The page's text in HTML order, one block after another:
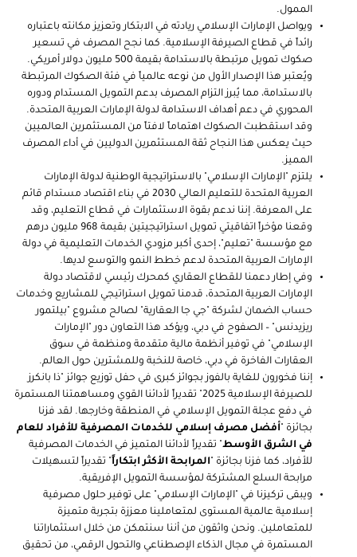
الممول.
ويواصل الإمارات الإسلامي ريادته في الابتكار وتعزيز مكانته باعتباره
رائداً في قطاع الصيرفة الإسلامية. كما نجح المصرف في تسعير
صكوك تمويل مرتبطة بالاستدامة بقيمة 500 مليون دولار أمريكي.
ويُعتبر هذا الإصدار الأول من نوعه عالمياً في فئة الصكوك المرتبطة
بالاستدامة، مما يُبرز التزام المصرف بدعم التمويل المستدام ودوره
المحوري في دعم أهداف الاستدامة لدولة الإمارات العربية المتحدة.
وقد استقطبت الصكوك اهتماماً لافتاً من المستثمرين العالميين
حيث يعكس هذا النجاح ثقة المستثمرين الدوليين في أداء المصرف
المميز.
يلتزم "الإمارات الإسلامي" بالاستراتيجية الوطنية لدولة الإمارات
العربية المتحدة للتعليم العالي 2030 في بناء اقتصاد مستدام قائم
على المعرفة. إننا ندعم بقوة الاستثمارات في قطاع التعليم، وقد
وقعنا مؤخراً اتفاقيتي تمويل استراتيجيتين بقيمة 968 مليون درهم
مع مؤسسة "تعليم"، إحدى أكبر مزودي الخدمات التعليمية في دولة
الإمارات العربية المتحدة لدعم خطط النمو والتوسع لديها.
وفي إطار دعمنا للقطاع العقاري كمحرك رئيسي لاقتصاد دولة
الإمارات العربية المتحدة، قدمنا تمويل استراتيجي للمشاريع وخدمات
حساب الضمان لشركة "جي جا العقارية" لصالح مشروع "بيلتمور
ريزيدنس" – الصفوح في دبي، ويؤكد هذا التعاون دور "الإمارات
الإسلامي" في توفير أنظمة مالية متقدمة ومنظمة في سوق
العقارات الفاخرة في دبي، خاصة للنخبة وللمشترين حول العالم.
إننا فخورون للغاية بالفوز بجوائز كبرى في حفل توزيع جوائز "ذا بانكرز
للصيرفة الإسلامية 2025" تقديراً لأدائنا القوي ومساهمتنا المستمرة
في دفع عجلة التمويل الإسلامي في المنطقة وخارجها. لقد فزنا
بجائزة "أفضل مصرف إسلامي للخدمات المصرفية للأفراد للعام
في الشرق الأوسط" تقديراً لأدائنا المتميز في الخدمات المصرفية
للأفراد، كما فزنا بجائزة "المرابحة الأكثر ابتكاراً" تقديراً لتسهيلات
مرابحة السلع المشتركة لمؤسسة التمويل الإفريقية.
ويبقى تركيزنا في "الإمارات الإسلامي" على توفير حلول مصرفية
إسلامية عالمية المستوى لمتعاملينا معززة بتجربة متميزة
للمتعاملين. ونحن واثقون من أننا سنتمكن من خلال استثماراتنا
المستمرة في مجال الذكاء الإصطناعي والتحول الرقمي، من تحقيق